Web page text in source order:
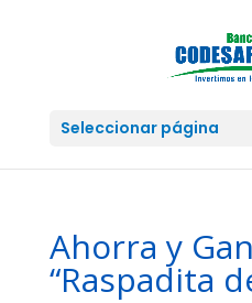
Seleccionar página
Ahorra y
“Raspadita